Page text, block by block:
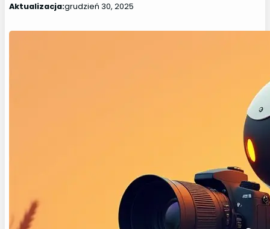
Aktualizacja:grudzień 30, 2025